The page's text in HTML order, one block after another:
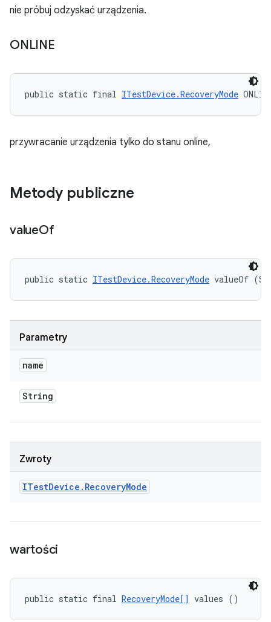
nie próbuj odzyskać urządzenia.
ONLINE
public static final ITestDevice.RecoveryMode
przywracanie urządzenia tylko do stanu online,
Metody publiczne
valueOf
public static ITestDevice.RecoveryMode valueOf
Parametry
name
String
Zwroty
ITestDevice . RecoveryMode
wartości
public static final RecoveryMode[] values ()